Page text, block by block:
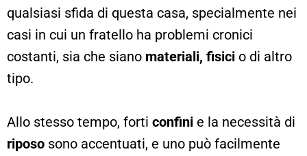
qualsiasi sfida di questa casa, specialmente nei
casi in cui un fratello ha problemi cronici
costanti, sia che siano materiali, fisici o di altro
tipo.
Allo stesso tempo, forti confini e la necessità di
riposo sono accentuati, e uno può facilmente